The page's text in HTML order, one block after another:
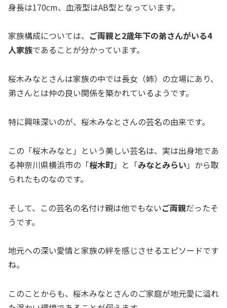
身長は170cm、血液型はAB型となっています。
家族構成については、 ご両親と2歳年下の弟さんがいる4
人家族であることが分かっています。
桜木みなとさんは家族の中では長女（姉）の立場にあり、
弟さんとは仲の良い関係を築かれているようです。
特に興味深いのが、桜木みなとさんの芸名の由来です。
この「桜木みなと」という美しい芸名は、実は出身地であ
る神奈川県横浜市の「桜木町」と「みなとみらい 」から取
られたものなのです。
そして、この芸名の名付け親は他でもないご両親だったそ
うです。
地元への深い愛情と家族の絆を感じさせるエピソードです
ね。
このことからも、桜木みなとさんのご家庭が地元愛に溢れ